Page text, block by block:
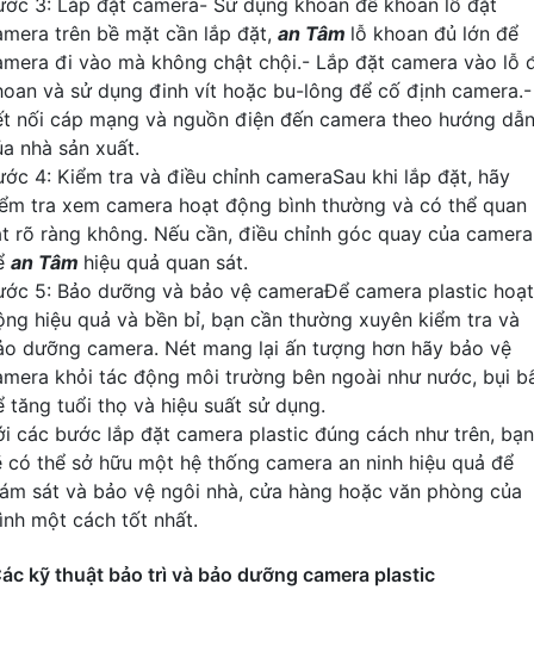
trên bề mặt cần lắp đặt, an Tâm lỗ khoan đủ lớn để
đi vào mà không chật chội.- Lắp đặt camera vào lỗ
và sử dụng đinh vít hoặc bu-lông để cố định camera.-
nối cáp mạng và nguồn điện đến camera theo hướng dẫn
nhà sản xuất.
4: Kiểm tra và điều chỉnh cameraSau khi lắp đặt, hãy
tra xem camera hoạt động bình thường và có thể quan
rõ ràng không. Nếu cần, điều chỉnh góc quay của camera
an Tâm hiệu quả quan sát.
5: Bảo dưỡng và bảo vệ cameraĐể camera plastic hoạt
hiệu quả và bền bỉ, bạn cần thường xuyên kiểm tra và
dưỡng camera. Nét mang lại ấn tượng hơn hãy bảo vệ
khỏi tác động môi trường bên ngoài như nước, bụi
tăng tuổi thọ và hiệu suất sử dụng.
các bước lắp đặt camera plastic đúng cách như trên, bạn
có thể sở hữu một hệ thống camera an ninh hiệu quả để
sát và bảo vệ ngôi nhà, cửa hàng hoặc văn phòng của
một cách tốt nhất.
kỹ thuật bảo trì và bảo dưỡng camera plastic